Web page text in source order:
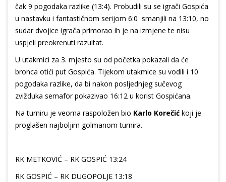
čak 9 pogodaka razlike (13:4). Probudili su se igrači Gospića
u nastavku i fantastičnom serijom 6:0 smanjili na 13:10, no
sudar dvojice igrača primorao ih je na izmjene te nisu
uspjeli preokrenuti razultat.
U utakmici za 3. mjesto su od početka pokazali da će
bronca otići put Gospića. Tijekom utakmice su vodili i 10
pogodaka razlike, da bi nakon posljednjeg sučevog
zvižduka semafor pokazivao 16:12 u korist Gospićana.
Na turniru je veoma raspoložen bio Karlo Korečić koji je
proglašen najboljim golmanom turnira.
RK METKOVIĆ – RK GOSPIĆ 13:24
RK GOSPIĆ – RK DUGOPOLJE 13:18